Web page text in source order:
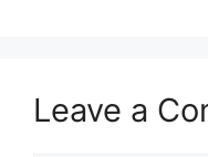
Leave a